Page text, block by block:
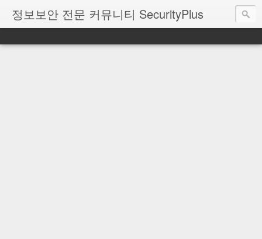
정보보안 전문 커뮤니티 SecurityPlus